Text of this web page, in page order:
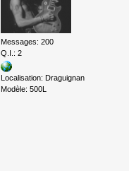
Messages: 200
Q.I.: 2
Localisation: Draguignan
Modèle: 500L